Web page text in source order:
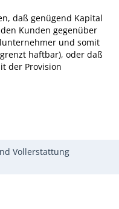
daß genügend Kapital
Kunden gegenüber
und somit
haftbar), oder daß
der Provision
Vollerstattung